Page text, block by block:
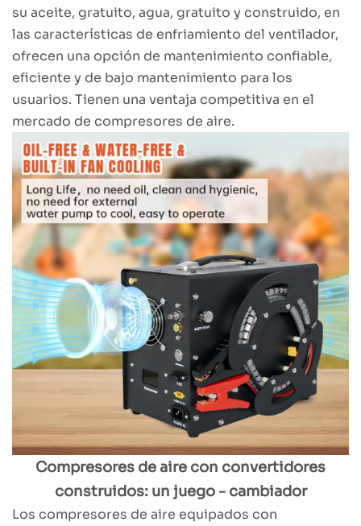
su aceite, gratuito, agua, gratuito y construido, en
las características de enfriamiento del ventilador,
ofrecen una opción de mantenimiento confiable,
eficiente y de bajo mantenimiento para los
usuarios. Tienen una ventaja competitiva en el
mercado de compresores de aire.
Compresores de aire con convertidores
construidos: un juego - cambiador
Los compresores de aire equipados con